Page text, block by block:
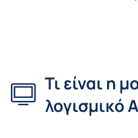
Τι είναι η
λογισμικό